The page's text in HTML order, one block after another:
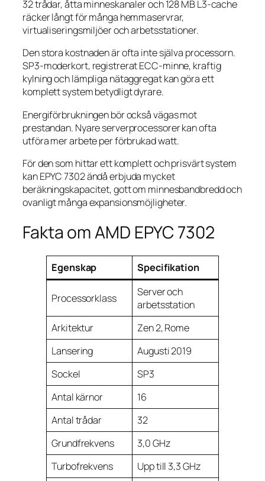
32 trådar, åtta minneskanaler och 128 MB L3-cache
räcker långt för många hemmaservrar,
virtualiseringsmiljöer och arbetsstationer.
Den stora kostnaden är ofta inte själva processorn.
SP3-moderkort, registrerat ECC-minne, kraftig
kylning och lämpliga nätaggregat kan göra ett
komplett system betydligt dyrare.
Energiförbrukningen bör också vägas mot
prestandan. Nyare serverprocessorer kan ofta
utföra mer arbete per förbrukad watt.
För den som hittar ett komplett och prisvärt system
kan EPYC 7302 ändå erbjuda mycket
beräkningskapacitet, gott om minnesbandbredd och
ovanligt många expansionsmöjligheter.
Fakta om AMD EPYC 7302
Egenskap Specifikation
Processorklass
Server och
arbetsstation
Arkitektur
Zen 2, Rome
Lansering
Augusti 2019
Sockel
SP3
Antal kärnor
16
Antal trådar
32
Grundfrekvens
3,0 GHz
Turbofrekvens
Upp till 3,3 GHz